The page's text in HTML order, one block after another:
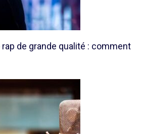
rap de grande qualité : comment